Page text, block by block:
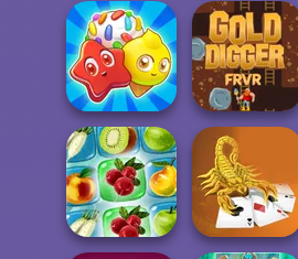
Word Wipe Alien Quest
Candy Riddles
Gold Digger
FRVR